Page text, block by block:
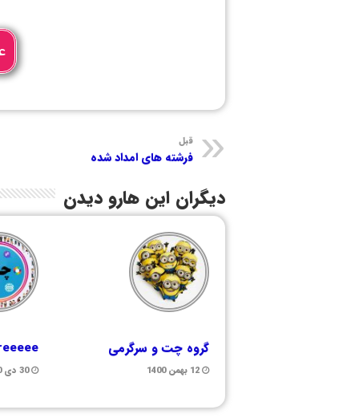
قبل
فرشته های امداد شده
دیگران این هارو دیدن
گروه چت و سرگرمی
12 بهمن 1400 30 دی 1400